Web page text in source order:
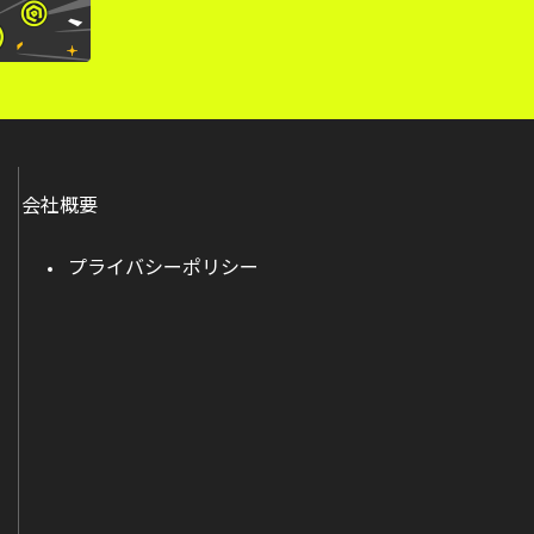
会社概要
プライバシーポリシー